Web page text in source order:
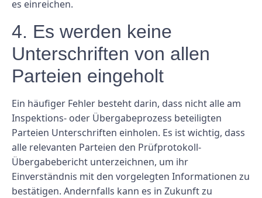
es einreichen.
4. Es werden keine
Unterschriften von allen
Parteien eingeholt
Ein häufiger Fehler besteht darin, dass nicht alle am
Inspektions- oder Übergabeprozess beteiligten
Parteien Unterschriften einholen. Es ist wichtig, dass
alle relevanten Parteien den Prüfprotokoll-
Übergabebericht unterzeichnen, um ihr
Einverständnis mit den vorgelegten Informationen zu
bestätigen. Andernfalls kann es in Zukunft zu